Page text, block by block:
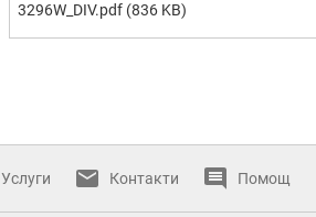
3296W_DIV.pdf (836 KB)
Услуги Контакти Помощ